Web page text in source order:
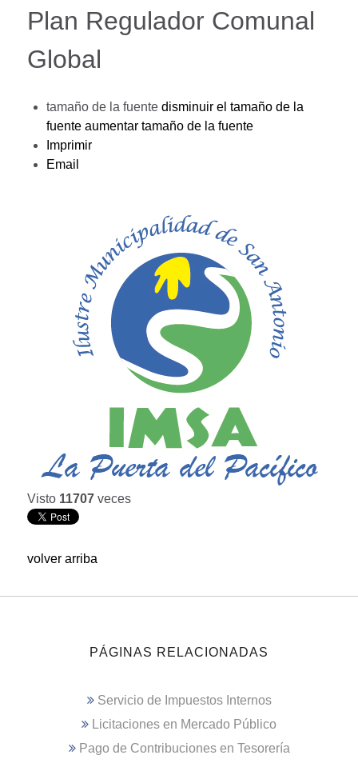
Plan Regulador Comunal
Global
tamaño de la fuente disminuir el tamaño de la
fuente aumentar tamaño de la fuente
Imprimir
Email
Visto 11707 veces
volver arriba
PÁGINAS RELACIONADAS
Servicio de Impuestos Internos
Licitaciones en Mercado Público
Pago de Contribuciones en Tesorería